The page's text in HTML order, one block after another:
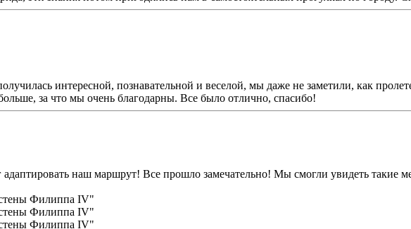
интересной, познавательной и веселой, мы даже не заметили, как
за что мы очень благодарны. Все было отлично, спасибо!
наш маршрут! Все прошло замечательно! Мы смогли увидеть такие